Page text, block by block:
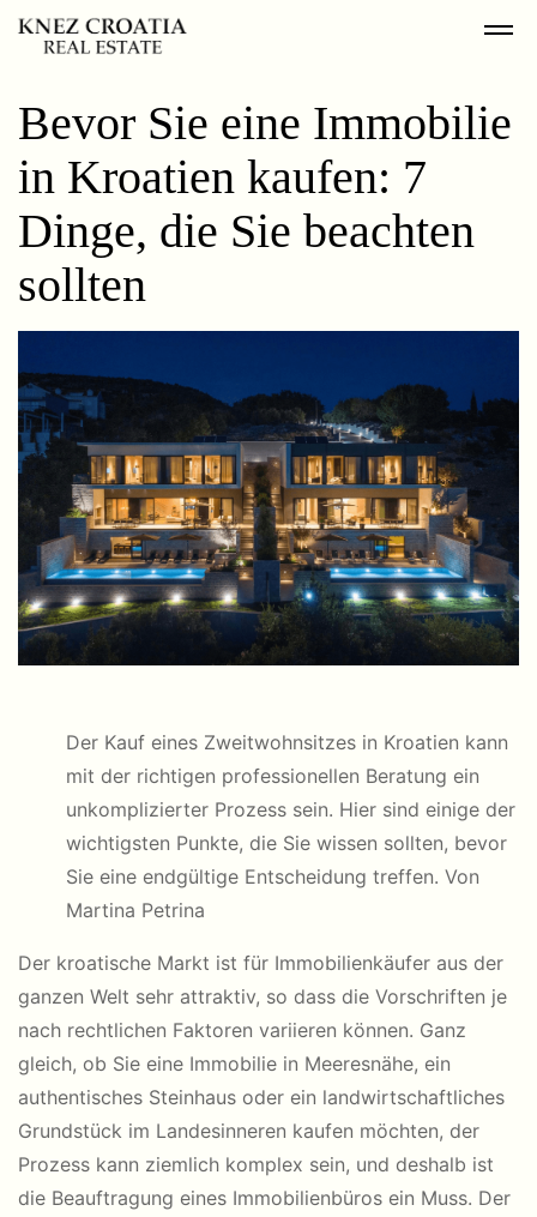
Bevor Sie eine Immobilie
in Kroatien kaufen: 7
Dinge, die Sie beachten
sollten
Der Kauf eines Zweitwohnsitzes in Kroatien kann
mit der richtigen professionellen Beratung ein
unkomplizierter Prozess sein. Hier sind einige der
wichtigsten Punkte, die Sie wissen sollten, bevor
Sie eine endgültige Entscheidung treffen. Von
Martina Petrina
Der kroatische Markt ist für Immobilienkäufer aus der
ganzen Welt sehr attraktiv, so dass die Vorschriften je
nach rechtlichen Faktoren variieren können. Ganz
gleich, ob Sie eine Immobilie in Meeresnähe, ein
authentisches Steinhaus oder ein landwirtschaftliches
Grundstück im Landesinneren kaufen möchten, der
Prozess kann ziemlich komplex sein, und deshalb ist
die Beauftragung eines Immobilienbüros ein Muss. Der